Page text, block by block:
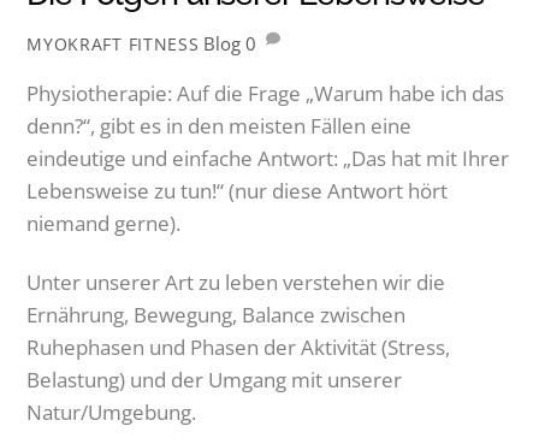
MYOKRAFT FITNESS Blog 0
Physiotherapie: Auf die Frage „Warum habe ich das
denn?“, gibt es in den meisten Fällen eine
eindeutige und einfache Antwort: „Das hat mit Ihrer
Lebensweise zu tun!“ (nur diese Antwort hört
niemand gerne).
Unter unserer Art zu leben verstehen wir die
Ernährung, Bewegung, Balance zwischen
Ruhephasen und Phasen der Aktivität (Stress,
Belastung) und der Umgang mit unserer
Natur/Umgebung.